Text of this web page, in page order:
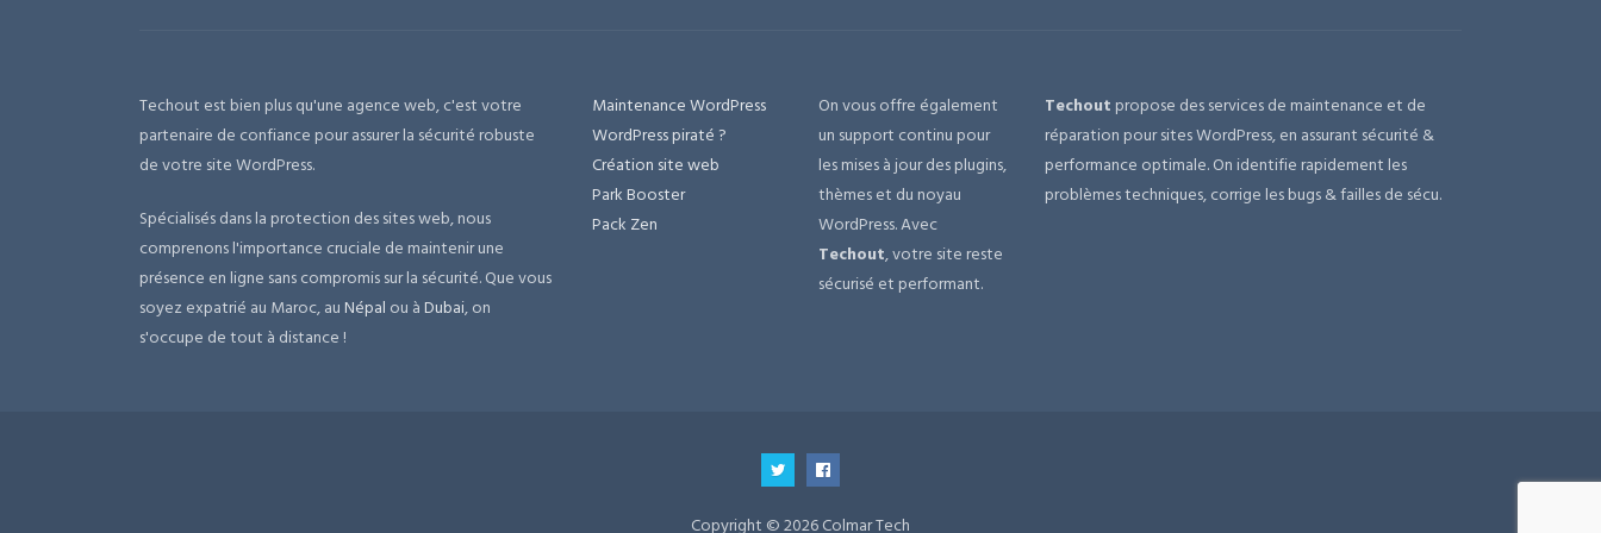
Techout est bien plus qu'une agence web, c'est votre
partenaire de confiance pour assurer la sécurité robuste
de votre site WordPress.
Spécialisés dans la protection des sites web, nous
comprenons l'importance cruciale de maintenir une
présence en ligne sans compromis sur la sécurité. Que vous
soyez expatrié au Maroc, auNépal ou àDubai, on
s'occupe de tout à distance !
Maintenance WordPress
WordPress piraté ?
Création site web
Park Booster
Pack Zen
On vous offre également
un support continu pour
les mises à jour des plugins,
thèmes et du noyau
WordPress. Avec
Techout, votre site reste
sécurisé et performant.
Techout propose des services de maintenance et de
réparation pour sites WordPress, en assurant sécurité &
performance optimale. On identifie rapidement les
problèmes techniques, corrige les bugs & failles de sécu.
Copyright © 2026 Colmar Tech